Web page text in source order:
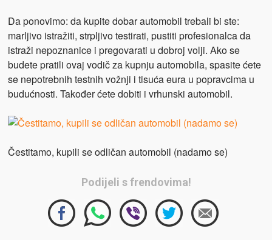
Da ponovimo: da kupite dobar automobil trebali bi ste:
marljivo istražiti, strpljivo testirati, pustiti profesionalca da
istraži nepoznanice i pregovarati u dobroj volji. Ako se
budete pratili ovaj vodič za kupnju automobila, spasite ćete
se nepotrebnih testnih vožnji i tisuća eura u popravcima u
budućnosti. Također ćete dobiti i vrhunski automobil.
Čestitamo, kupili se odličan automobil (nadamo se)
Podijeli s frendovima!